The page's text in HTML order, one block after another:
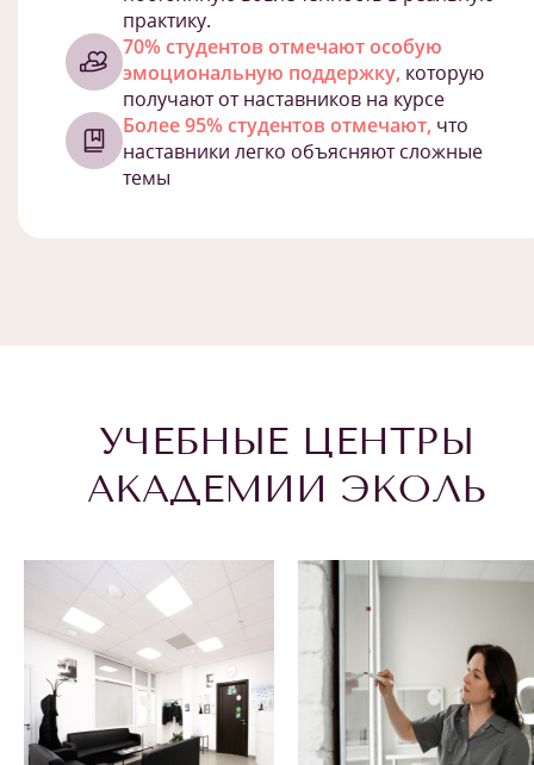
практику.
70% студентов отмечают особую
эмоциональную поддержку, которую
получают от наставников на курсе
Более 95% студентов отмечают, что
наставники легко объясняют сложные
темы
УЧЕБНЫЕ ЦЕНТРЫ
АКАДЕМИИ ЭКОЛЬ